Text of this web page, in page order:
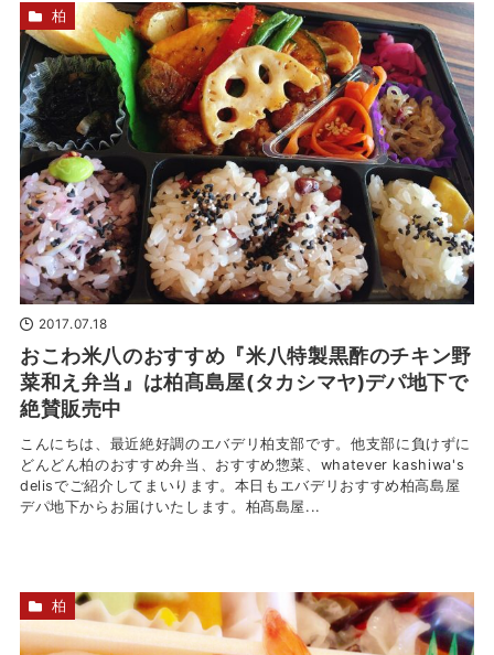
2017.07.18
おこわ米八のおすすめ『米八特製黒酢のチキン野
菜和え弁当』は柏髙島屋(タカシマヤ)デパ地下で
絶賛販売中
こんにちは、最近絶好調のエバデリ柏支部です。他支部に負けずに
どんどん柏のおすすめ弁当、おすすめ惣菜、whatever kashiwa's
delisでご紹介してまいります。本日もエバデリおすすめ柏高島屋
デパ地下からお届けいたします。柏髙島屋...
柏
柏